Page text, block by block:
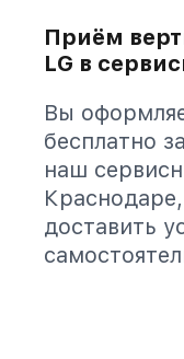
Приём
LG в
Вы
бесплатно
наш
доставить